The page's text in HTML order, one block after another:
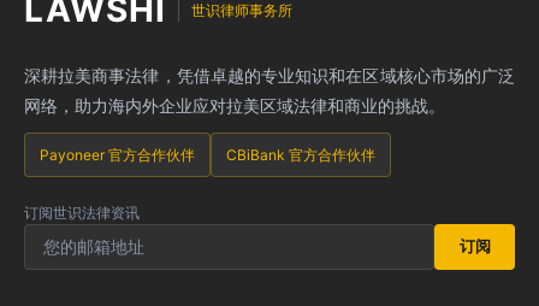
LAWSHI 世识律师事务所
深耕拉美商事法律，凭借卓越的专业知识和在区域核心市场的广泛
网络，助力海内外企业应对拉美区域法律和商业的挑战。
Payoneer 官方合作伙伴 CBiBank 官方合作伙伴
订阅世识法律资讯
订阅